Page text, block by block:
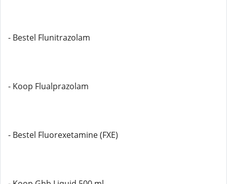
- Bestel Flunitrazolam
- Koop Flualprazolam
- Bestel Fluorexetamine (FXE)